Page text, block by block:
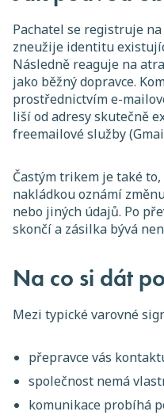
Pachatel se registruje
zneužije identitu
Následně reaguje na
jako běžný dopravce.
prostřednictvím e-
liší od adresy skutečně
freemailové služby
Častým trikem je také
nakládkou oznámí
nebo jiných údajů. Po
skončí a zásilka bývá
Na co si dát
Mezi typické varovné
přepravce vás
společnost nemá
komunikace probíhá